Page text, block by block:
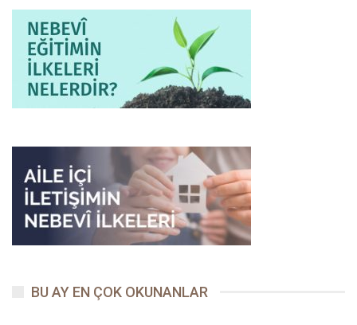
tehlikeli yol da hatırlatılmıştır: İlmi dünyevî menfaat elde etmek
için öğrenenlerin Cennetin kokusunu dahi duyamayacakları
tehdidiyle niyetlere yön verilmiş
, riya için ilim öğrenenin
yüzüstü cehenneme sürükleneceği ikazında bulunulmuştur.
İlim yolunda fiilî duanın yanında kavlî dua da ihmal edilmemiş,
arasında bir derece kalacağı muştusuyla gayretler
coşturulmuş,14geride faydalı bir ilim bırakanların amel
defterlerinin kapanmayacağı müjdesiyle de15yüreklere inşirahlar
salınmıştır. İlmin ehemmiyetine dair saydığımız bütün bu
hususlarda kadınlar erkeklerle aynı haklara sahiptirler.
Öğrenilecek şeylerin başında, Allah’a dair bilinmesi gerekenler
BU AY EN ÇOK OKUNANLAR